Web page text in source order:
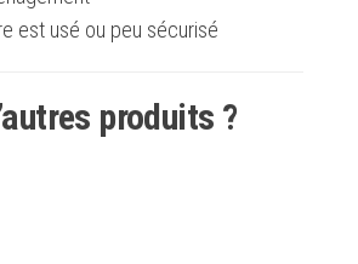
est usé ou peu sécurisé
produits ?